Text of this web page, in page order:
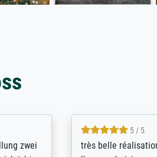
to
5 / 5
eine große